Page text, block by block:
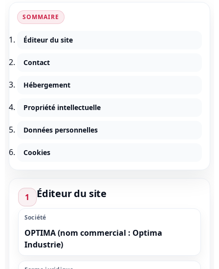
SOMMAIRE
Éditeur du site
Contact
Hébergement
Propriété intellectuelle
Données personnelles
Cookies
1 Éditeur du site
Société
OPTIMA (nom commercial : Optima
Industrie)